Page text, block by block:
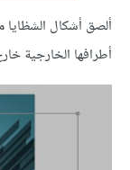
ألصق أشكال الشظايا
أطرافها الخارجية